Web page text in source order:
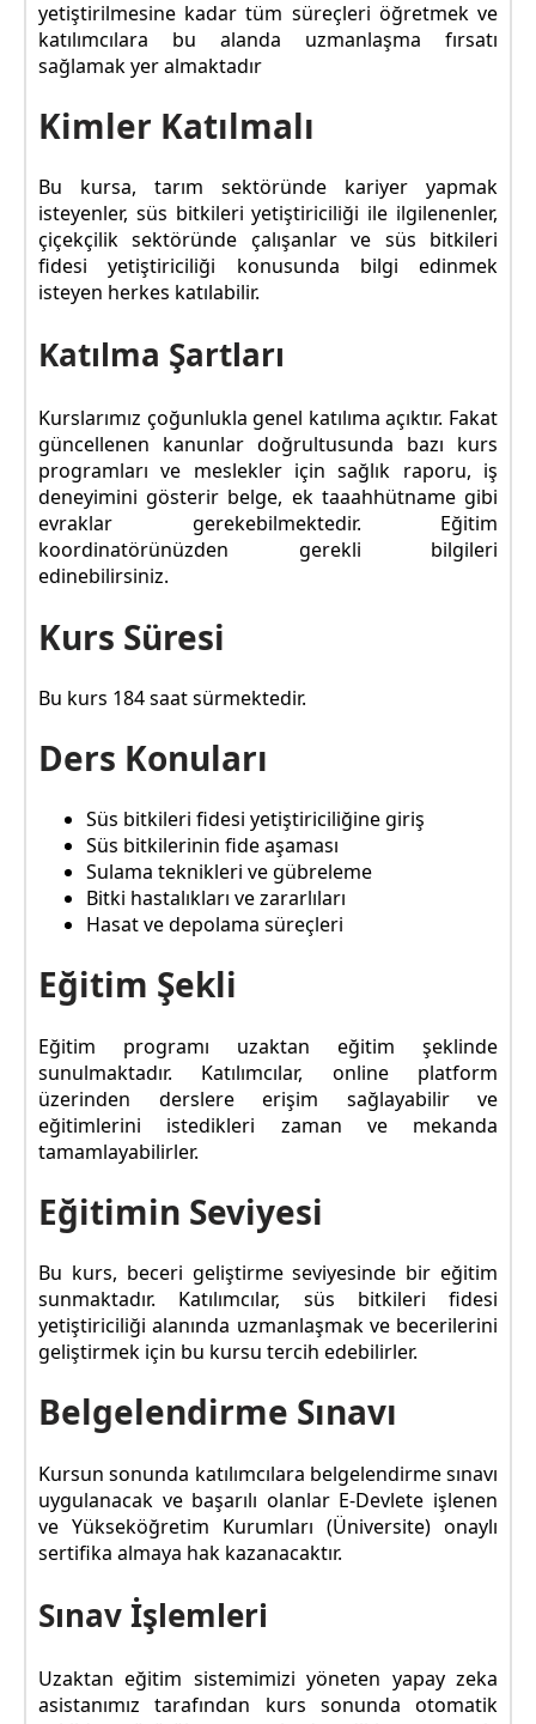
yetiştirilmesine kadar tüm süreçleri öğretmek ve
katılımcılara bu alanda uzmanlaşma fırsatı
sağlamak yer almaktadır
Kimler Katılmalı
Bu kursa, tarım sektöründe kariyer yapmak
isteyenler, süs bitkileri yetiştiriciliği ile ilgilenenler,
çiçekçilik sektöründe çalışanlar ve süs bitkileri
fidesi yetiştiriciliği konusunda bilgi edinmek
isteyen herkes katılabilir.
Katılma Şartları
Kurslarımız çoğunlukla genel katılıma açıktır. Fakat
güncellenen kanunlar doğrultusunda bazı kurs
programları ve meslekler için sağlık raporu, iş
deneyimini gösterir belge, ek taaahhütname gibi
evraklar gerekebilmektedir. Eğitim
koordinatörünüzden gerekli bilgileri
edinebilirsiniz.
Kurs Süresi
Bu kurs 184 saat sürmektedir.
Ders Konuları
Süs bitkileri fidesi yetiştiriciliğine giriş
Süs bitkilerinin fide aşaması
Sulama teknikleri ve gübreleme
Bitki hastalıkları ve zararlıları
Hasat ve depolama süreçleri
Eğitim Şekli
Eğitim programı uzaktan eğitim şeklinde
sunulmaktadır. Katılımcılar, online platform
üzerinden derslere erişim sağlayabilir ve
eğitimlerini istedikleri zaman ve mekanda
tamamlayabilirler.
Eğitimin Seviyesi
Bu kurs, beceri geliştirme seviyesinde bir eğitim
sunmaktadır. Katılımcılar, süs bitkileri fidesi
yetiştiriciliği alanında uzmanlaşmak ve becerilerini
geliştirmek için bu kursu tercih edebilirler.
Belgelendirme Sınavı
Kursun sonunda katılımcılara belgelendirme sınavı
uygulanacak ve başarılı olanlar E-Devlete işlenen
ve Yükseköğretim Kurumları (Üniversite) onaylı
sertifika almaya hak kazanacaktır.
Sınav İşlemleri
Uzaktan eğitim sistemimizi yöneten yapay zeka
asistanımız tarafından kurs sonunda otomatik